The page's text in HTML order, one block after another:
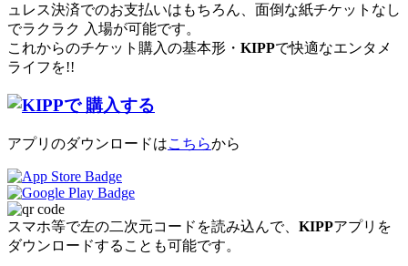
ュレス決済でのお支払いはもちろん、面倒な紙チケットなし
でラクラク 入場が可能です。
これからのチケット購入の基本形・ KIPPで快適なエンタメ
ライフを!!
アプリのダウンロードはこちらから
スマホ等で左の二次元コードを読み込んで、 KIPPアプリを
ダウンロードすることも可能です。